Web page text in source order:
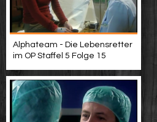
Alphateam - Die Lebensretter
im OP Staffel 5 Folge 15